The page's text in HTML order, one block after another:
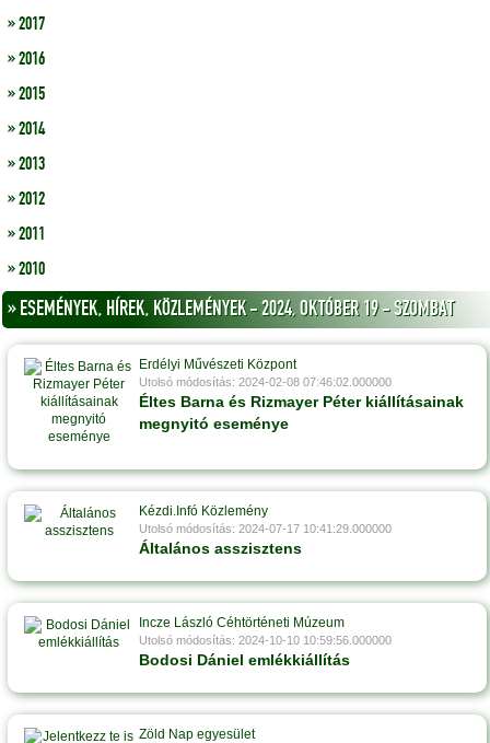
» 2017
» 2016
» 2015
» 2014
» 2013
» 2012
» 2011
» 2010
» ESEMÉNYEK, HÍREK, KÖZLEMÉNYEK - 2024, OKTÓBER 19 - SZOMBAT
Erdélyi Művészeti Központ
Utolsó módosítás: 2024-02-08 07:46:02.000000
Éltes Barna és Rizmayer Péter kiállításainak
megnyitó eseménye
Kézdi.Infó Közlemény
Utolsó módosítás: 2024-07-17 10:41:29.000000
Általános asszisztens
Incze László Céhtörténeti Múzeum
Utolsó módosítás: 2024-10-10 10:59:56.000000
Bodosi Dániel emlékkiállítás
Zöld Nap egyesület